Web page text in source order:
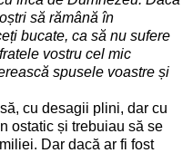
să rămână în
bucate, ca să nu sufere
vostru cel mic
spusele voastre și
cu desagii plini, dar cu
ostatic și trebuiau să se
Dar dacă ar fi fost